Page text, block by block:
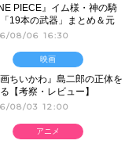
PIECE』イム様・神の騎
19本の武器」まとめ＆元
08/06 16:30
画ちいかわ』島二郎の正体を
【考察・レビュー】
08/03 12:00
映画
アニメ